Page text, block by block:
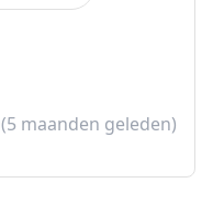
(5 maanden geleden)